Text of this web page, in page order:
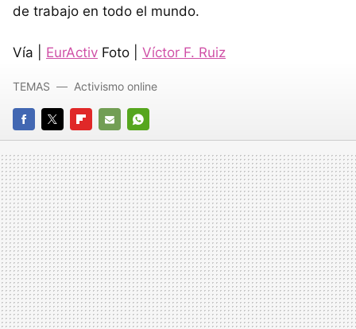
de trabajo en todo el mundo.
Vía | EurActiv Foto | Víctor F. Ruiz
FACEBOOK
TWITTERFLIPBOARD
E-
MAIL
WHATSAPP
TEMAS Activismo online